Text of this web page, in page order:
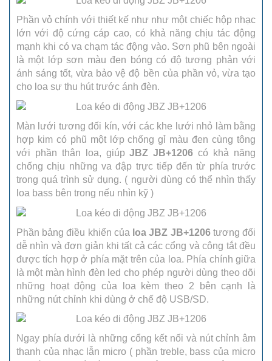
Phần vỏ chính với thiết kế như như một chiếc hộp nhạc
lớn với độ cứng cáp cao, có khả năng chịu tác động
mạnh khi có va chạm tác động vào. Sơn phũ bên ngoài
là một lớp sơn màu đen bóng có độ tương phản với
ánh sáng tốt, vừa bảo vệ độ bền của phần vỏ, vừa tạo
cho loa sự thu hút trước ánh đèn.
Màn lưới tương đối kín, với các khe lưới nhỏ làm bằng
hợp kim có phũ một lớp chống gỉ màu đen cùng tông
với phần thân loa, giúpJBZ JB+1206 có khả năng
chống chịu những va đập trực tiếp đến từ phía trước
trong quá trình sử dụng. ( người dùng có thể nhìn thấy
loa bass bên trong nếu nhìn kỹ )
Phần bảng điều khiển của loa JBZ JB+1206tương đối
dễ nhìn và đơn giản khi tất cả các cổng và công tắt đều
được tích hợp ở phía mặt trên của loa. Phía chính giữa
là một màn hình đèn led cho phép người dùng theo dõi
những hoạt động của loa kèm theo 2 bên cạnh là
những nút chỉnh khi dùng ở chế độ USB/SD.
Ngay phía dưới là những cổng kết nối và nút chỉnh âm
thanh của nhạc lẫn micro ( phần treble, bass của micro